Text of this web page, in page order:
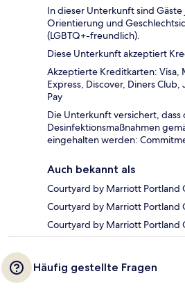
In dieser Unterkunft sind
Orientierung und
(LGBTQ+-freundlich).
Diese Unterkunft akzeptiert
Akzeptierte Kreditkarten: Visa,
Express, Discover, Diners
Pay
Die Unterkunft versichert, dass
Desinfektionsmaßnahmen
eingehalten werden:
Auch bekannt als
Courtyard by Marriott Portland
Courtyard by Marriott Portland
Courtyard by Marriott Portland
Häufig gestellte Fragen